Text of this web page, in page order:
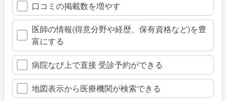
口コミの掲載数を増やす
医師の情報(得意分野や経歴、保有資格など)を豊
富にする
病院なび上で直接 受診予約ができる
地図表示から医療機関が検索できる